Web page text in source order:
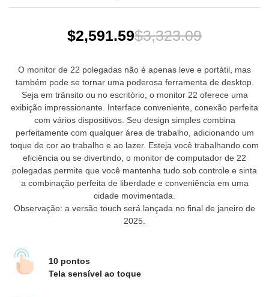
$2,591.59$3,323.09
O monitor de 22 polegadas não é apenas leve e portátil, mas
também pode se tornar uma poderosa ferramenta de desktop.
Seja em trânsito ou no escritório, o monitor 22 oferece uma
exibição impressionante. Interface conveniente, conexão perfeita
com vários dispositivos. Seu design simples combina
perfeitamente com qualquer área de trabalho, adicionando um
toque de cor ao trabalho e ao lazer. Esteja você trabalhando com
eficiência ou se divertindo, o monitor de computador de 22
polegadas permite que você mantenha tudo sob controle e sinta
a combinação perfeita de liberdade e conveniência em uma
cidade movimentada.
Observação: a versão touch será lançada no final de janeiro de
2025.
10 pontos
Tela sensível ao toque